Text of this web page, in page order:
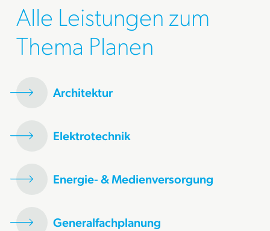
Alle Leistungen zum
Thema Planen
Architektur
Elektrotechnik
Energie- & Medienversorgung
Generalfachplanung